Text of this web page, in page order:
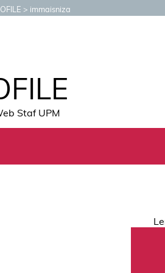
immaisniza
Staf UPM